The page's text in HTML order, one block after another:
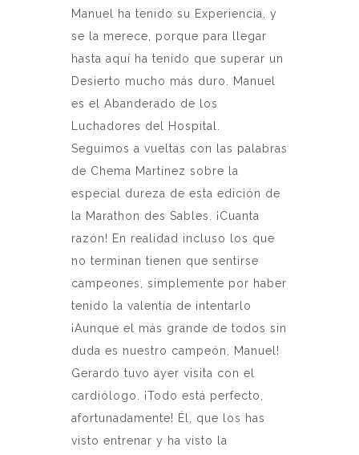
Manuel ha tenido su Experiencia, y
se la merece, porque para llegar
hasta aquí ha tenido que superar un
Desierto mucho más duro. Manuel
es el Abanderado de los
Luchadores del Hospital.
Seguimos a vueltas con las palabras
de Chema Martínez sobre la
especial dureza de esta edición de
la Marathon des Sables. ¡Cuanta
razón! En realidad incluso los que
no terminan tienen que sentirse
campeones, simplemente por haber
tenido la valentía de intentarlo
¡Aunque el más grande de todos sin
duda es nuestro campeón, Manuel!
Gerardo tuvo ayer visita con el
cardiólogo. ¡Todo está perfecto,
afortunadamente! Él, que los has
visto entrenar y ha visto la